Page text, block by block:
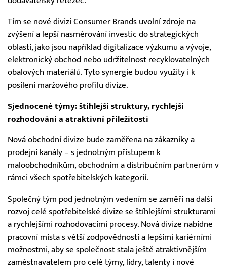
Tím se nové divizi Consumer Brands uvolní zdroje na
zvýšení a lepší nasměrování investic do strategických
oblastí, jako jsou například digitalizace výzkumu a vývoje,
elektronický obchod nebo udržitelnost recyklovatelných
obalových materiálů. Tyto synergie budou využity i k
posílení maržového profilu divize.
Sjednocené týmy: štíhlejší struktury, rychlejší
rozhodování a atraktivní příležitosti
Nová obchodní divize bude zaměřena na zákazníky a
prodejní kanály – s jednotným přístupem k
maloobchodníkům, obchodním a distribučním partnerům v
rámci všech spotřebitelských kategorií.
Společný tým pod jednotným vedením se zaměří na další
rozvoj celé spotřebitelské divize se štíhlejšími strukturami
a rychlejšími rozhodovacími procesy. Nová divize nabídne
pracovní místa s větší zodpovědností a lepšími kariérními
možnostmi, aby se společnost stala ještě atraktivnějším
zaměstnavatelem pro celé týmy, lídry, talenty i nové